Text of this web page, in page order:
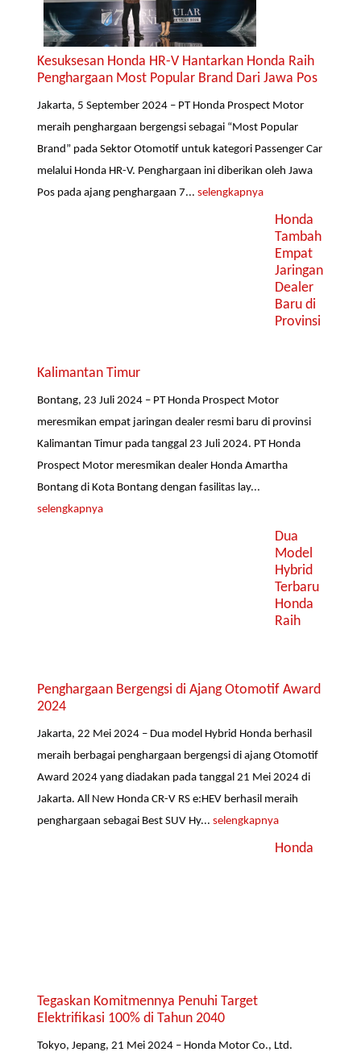
Kesuksesan Honda HR-V Hantarkan Honda Raih
Penghargaan Most Popular Brand Dari Jawa Pos
Jakarta, 5 September 2024 – PT Honda Prospect Motor
meraih penghargaan bergengsi sebagai “Most Popular
Brand” pada Sektor Otomotif untuk kategori Passenger Car
melalui Honda HR-V. Penghargaan ini diberikan oleh Jawa
Pos pada ajang penghargaan 7...selengkapnya
Honda
Tambah
Empat
Jaringan
Dealer
Baru di
Provinsi
Kalimantan Timur
Bontang, 23 Juli 2024 – PT Honda Prospect Motor
meresmikan empat jaringan dealer resmi baru di provinsi
Kalimantan Timur pada tanggal 23 Juli 2024. PT Honda
Prospect Motor meresmikan dealer Honda Amartha
Bontang di Kota Bontang dengan fasilitas lay...
selengkapnya
Dua
Model
Hybrid
Terbaru
Honda
Raih
Penghargaan Bergengsi di Ajang Otomotif Award
2024
Jakarta, 22 Mei 2024 – Dua model Hybrid Honda berhasil
meraih berbagai penghargaan bergengsi di ajang Otomotif
Award 2024 yang diadakan pada tanggal 21 Mei 2024 di
Jakarta. All New Honda CR-V RS e:HEV berhasil meraih
penghargaan sebagai Best SUV Hy...selengkapnya
Honda
Tegaskan Komitmennya Penuhi Target
Elektrifikasi 100% di Tahun 2040
Tokyo, Jepang, 21 Mei 2024 – Honda Motor Co., Ltd.